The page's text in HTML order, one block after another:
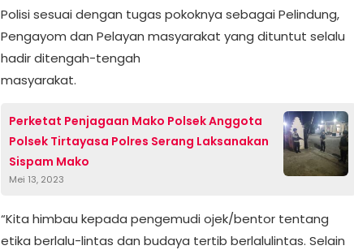
Polisi sesuai dengan tugas pokoknya sebagai Pelindung,
Pengayom dan Pelayan masyarakat yang dituntut selalu
hadir ditengah-tengah
masyarakat.
Perketat Penjagaan Mako Polsek Anggota
Polsek Tirtayasa Polres Serang Laksanakan
Sispam Mako
Mei 13, 2023
“Kita himbau kepada pengemudi ojek/bentor tentang
etika berlalu-lintas dan budaya tertib berlalulintas. Selain